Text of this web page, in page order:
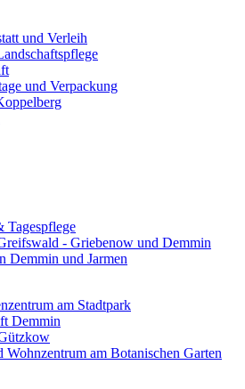
und Verleih
und Verpackung
Tagespflege
- Griebenow und Demmin
Demmin und Jarmen
am Stadtpark
Demmin
Wohnzentrum am Botanischen Garten